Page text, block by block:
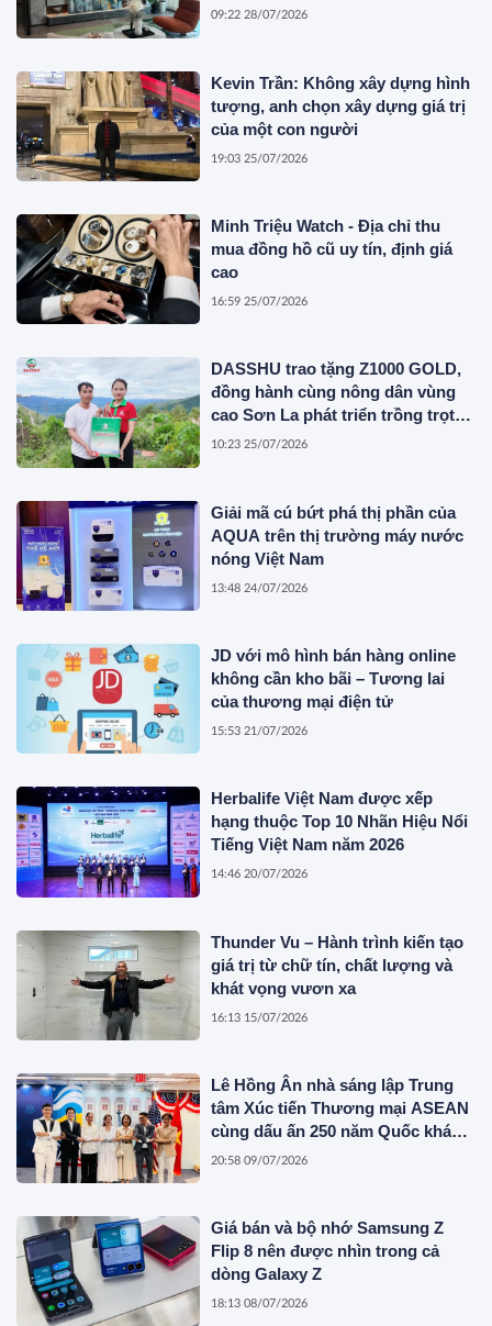
Innovative Container Solutions
09:22 28/07/2026
Kevin Trần: Không xây dựng hình
tượng, anh chọn xây dựng giá trị
của một con người
19:03 25/07/2026
Minh Triệu Watch - Địa chỉ thu
mua đồng hồ cũ uy tín, định giá
cao
16:59 25/07/2026
DASSHU trao tặng Z1000 GOLD,
đồng hành cùng nông dân vùng
cao Sơn La phát triển trồng trọt
bền vững
10:23 25/07/2026
Giải mã cú bứt phá thị phần của
AQUA trên thị trường máy nước
nóng Việt Nam
13:48 24/07/2026
JD với mô hình bán hàng online
không cần kho bãi – Tương lai
của thương mại điện tử
15:53 21/07/2026
Herbalife Việt Nam được xếp
hạng thuộc Top 10 Nhãn Hiệu Nổi
Tiếng Việt Nam năm 2026
14:46 20/07/2026
Thunder Vu – Hành trình kiến tạo
giá trị từ chữ tín, chất lượng và
khát vọng vươn xa
16:13 15/07/2026
Lê Hồng Ân nhà sáng lập Trung
tâm Xúc tiến Thương mại ASEAN
cùng dấu ấn 250 năm Quốc khánh
Hoa Kỳ
20:58 09/07/2026
Giá bán và bộ nhớ Samsung Z
Flip 8 nên được nhìn trong cả
dòng Galaxy Z
18:13 08/07/2026